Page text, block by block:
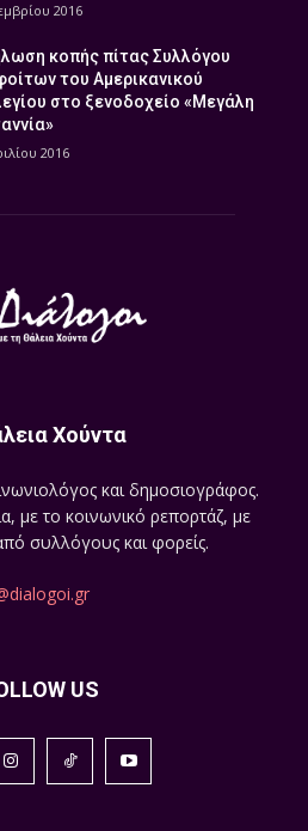
2016
κοπής πίτας Συλλόγου
του Αμερικανικού
στο ξενοδοχείο «Μεγάλη
2016
Χούντα
και δημοσιογράφος.
με το κοινωνικό ρεπορτάζ, με
συλλόγους και φορείς.
US